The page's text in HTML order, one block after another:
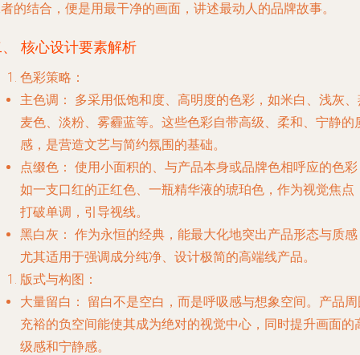
的结合，便是用最干净的画面，讲述最动人的品牌故事。
核心设计要素解析
色彩策略：
主色调：
多采用低饱和度、高明度的色彩，如米白、浅灰
麦色、淡粉、雾霾蓝等。这些色彩自带高级、柔和、宁静的
感，是营造文艺与简约氛围的基础。
点缀色： 使用小面积的、与产品本身或品牌色相呼应的色
如一支口红的正红色、一瓶精华液的琥珀色，作为视觉焦点
打破单调，引导视线。
黑白灰： 作为永恒的经典，能最大化地突出产品形态与质
尤其适用于强调成分纯净、设计极简的高端线产品。
版式与构图：
大量留白：
留白不是空白，而是呼吸感与想象空间。产品
充裕的负空间能使其成为绝对的视觉中心，同时提升画面的
级感和宁静感。